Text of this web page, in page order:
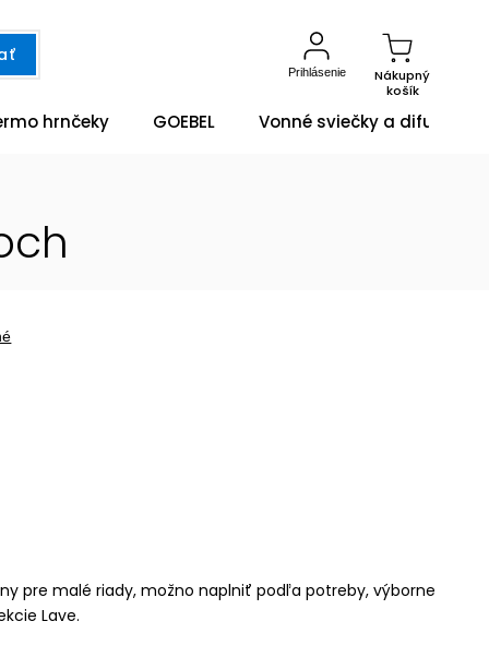
Nákupný
košík
Prihlásenie
hrnčeky GOEBEL Vonné sviečky a difuzéry
pre malé riady, možno naplniť podľa potreby, výborne
Lave.